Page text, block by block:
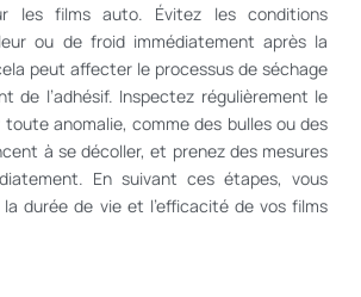
les films auto. Évitez les conditions
ou de froid immédiatement après la
peut affecter le processus de séchage
de l’adhésif. Inspectez régulièrement le
anomalie, comme des bulles ou des
à se décoller, et prenez des mesures
En suivant ces étapes, vous
la durée de vie et l’efficacité de vos films